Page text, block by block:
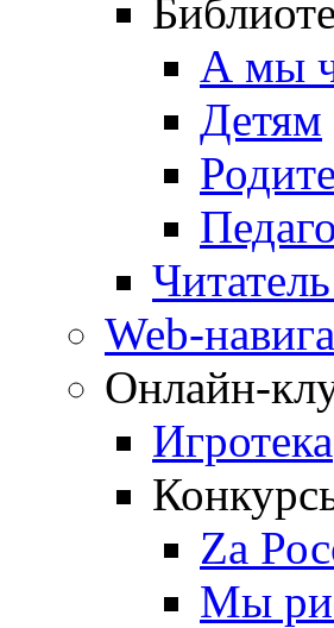
А мы
Детям
Web-
Онлайн-
Игротека
Zа
Мы